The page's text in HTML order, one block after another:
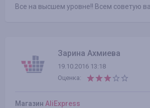
Все на высшем уровне!! Всем советую
Зарина Ахмиева
19.10.2016 13:18
Оценка:
Магазин AliExpress